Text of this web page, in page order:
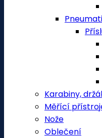
Karabiny,
Měřící
Nože
Oblečení